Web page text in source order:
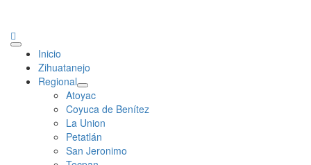
Primary
Menu
Inicio
Zihuatanejo
Regional
Atoyac
Coyuca de Benítez
La Union
Petatlán
San Jeronimo